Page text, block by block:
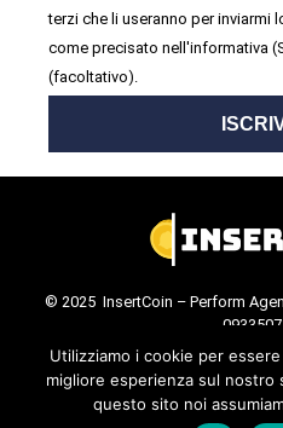
terzi che li useranno per
come precisato nell'informativa
(facoltativo).
© 2025 InsertCoin – Perform
Cookie Policy .
Utilizziamo i cookie per
migliore esperienza sul nostro
questo sito noi